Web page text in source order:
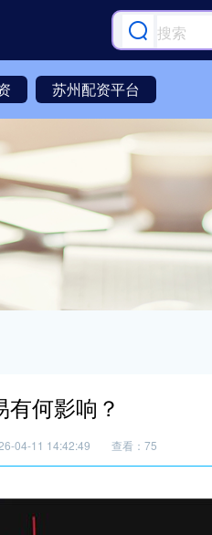
苏州配资平台
何影响？
04-11 14:42:49 查看：75